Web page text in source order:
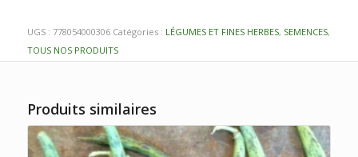
UGS : 778054000306 Catégories : LÉGUMES ET FINES HERBES, SEMENCES,
TOUS NOS PRODUITS
Produits similaires